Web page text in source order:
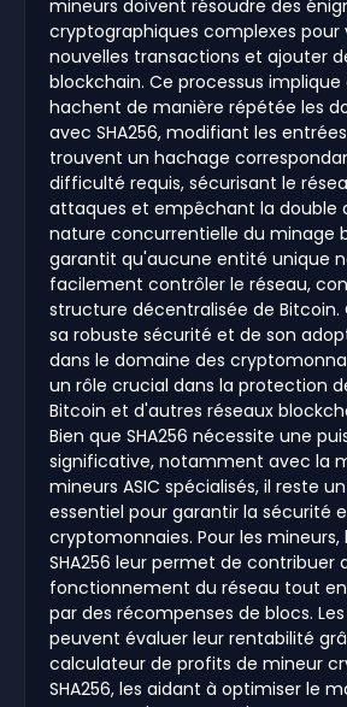
mineurs doivent résoudre des
cryptographiques complexes pour
nouvelles transactions et ajouter
blockchain. Ce processus implique
hachent de manière répétée les
avec SHA256, modifiant les
trouvent un hachage
difficulté requis, sécurisant le
attaques et empêchant la double
nature concurrentielle du minage
garantit qu'aucune entité unique
facilement contrôler le réseau,
structure décentralisée de
sa robuste sécurité et de son
dans le domaine des
un rôle crucial dans la protection
Bitcoin et d'autres réseaux
Bien que SHA256 nécessite une
significative, notamment avec la
mineurs ASIC spécialisés, il reste
essentiel pour garantir la sécurité
cryptomonnaies. Pour les mineurs,
SHA256 leur permet de contribuer
fonctionnement du réseau tout
par des récompenses de blocs.
peuvent évaluer leur rentabilité
calculateur de profits de mineur
SHA256, les aidant à optimiser le